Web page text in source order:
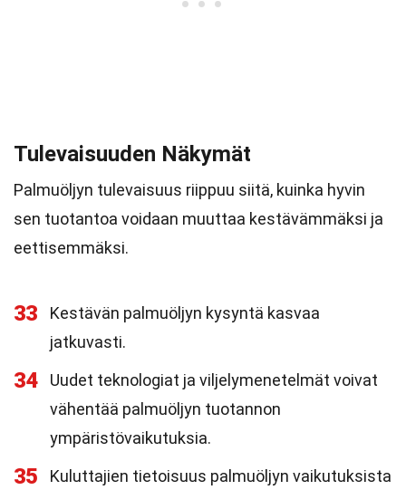
Tulevaisuuden Näkymät
Palmuöljyn tulevaisuus riippuu siitä, kuinka hyvin
sen tuotantoa voidaan muuttaa kestävämmäksi ja
eettisemmäksi.
33
Kestävän palmuöljyn kysyntä kasvaa
jatkuvasti.
34
Uudet teknologiat ja viljelymenetelmät voivat
vähentää palmuöljyn tuotannon
ympäristövaikutuksia.
35
Kuluttajien tietoisuus palmuöljyn vaikutuksista